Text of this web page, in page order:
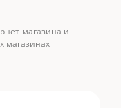
магазина и
магазинах